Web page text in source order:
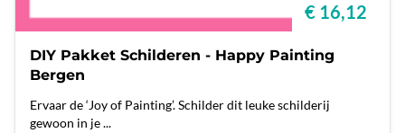
€ 16,12
DIY Pakket Schilderen - Happy Painting
Bergen
Ervaar de ‘Joy of Painting’. Schilder dit leuke schilderij
gewoon in je ...